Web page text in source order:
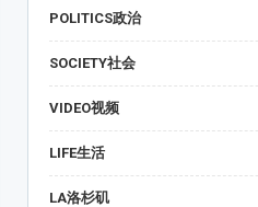
POLITICS政治
SOCIETY社会
VIDEO视频
LIFE生活
LA洛杉矶